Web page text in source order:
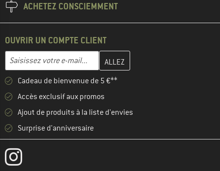
ACHETEZ CONSCIEMMENT
OUVRIR UN COMPTE CLIENT
Adresse e-mail
Entrez votre adresse e-mail ici et créez votre compte client à la
Cadeau de bienvenue de 5 €**
Accès exclusif aux promos
Ajout de produits à la liste d'envies
Surprise d'anniversaire